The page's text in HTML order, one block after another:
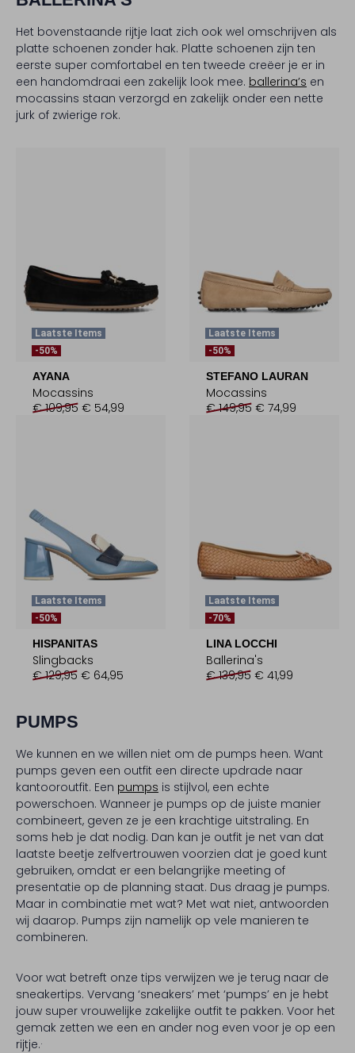
Het bovenstaande rijtje laat zich ook wel omschrijven als
platte schoenen zonder hak. Platte schoenen zijn ten
eerste super comfortabel en ten tweede creëer je er in
een handomdraai een zakelijk look mee. ballerina’s en
mocassins staan verzorgd en zakelijk onder een nette
jurk of zwierige rok.
Laatste Items
-50%
AYANA
Mocassins
€ 109,95 € 54,99
Laatste Items
-50%
STEFANO LAURAN
Mocassins
€ 149,95 € 74,99
Laatste Items
-50%
HISPANITAS
Slingbacks
€ 129,95 € 64,95
Laatste Items
-70%
LINA LOCCHI
Ballerina's
€ 139,95 € 41,99
PUMPS
We kunnen en we willen niet om de pumps heen. Want
pumps geven een outfit een directe updrade naar
kantooroutfit. Een pumps is stijlvol, een echte
powerschoen. Wanneer je pumps op de juiste manier
combineert, geven ze je een krachtige uitstraling. En
soms heb je dat nodig. Dan kan je outfit je net van dat
laatste beetje zelfvertrouwen voorzien dat je goed kunt
gebruiken, omdat er een belangrijke meeting of
presentatie op de planning staat. Dus draag je pumps.
Maar in combinatie met wat? Met wat niet, antwoorden
wij daarop. Pumps zijn namelijk op vele manieren te
combineren.
Voor wat betreft onze tips verwijzen we je terug naar de
sneakertips. Vervang ‘sneakers’ met ‘pumps’ en je hebt
jouw super vrouwelijke zakelijke outfit te pakken. Voor het
gemak zetten we een en ander nog even voor je op een
rijtje.·